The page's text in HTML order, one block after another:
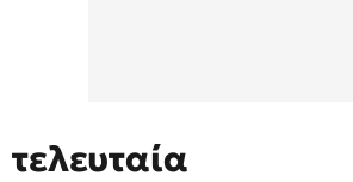
τελευταία